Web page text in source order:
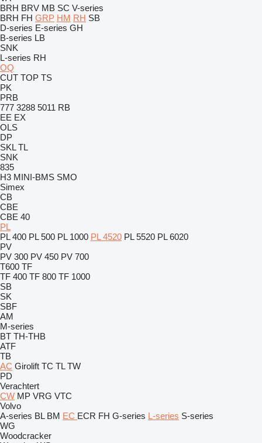
BRH BRV MB SC V-series
BRH FH GRP HM RH SB
D-series E-series GH
B-series LB
SNK
L-series RH
OQ
CUT TOP TS
PK
PRB
777 3288 5011 RB
EE EX
OLS
DP
SKL TL
SNK
835
H3 MINI-BMS SMO
Simex
CB
CBE
CBE 40
PL
PL 400 PL 500 PL 1000 PL 4520 PL 5520 PL 6020
PV
PV 300 PV 450 PV 700
T600 TF
TF 400 TF 800 TF 1000
SB
SK
SBF
AM
M-series
BT TH-THB
ATF
TB
AC Girolift TC TL TW
PD
Verachtert
CW MP VRG VTC
Volvo
A-series BL BM EC ECR FH G-series L-series S-series
WG
Woodcracker